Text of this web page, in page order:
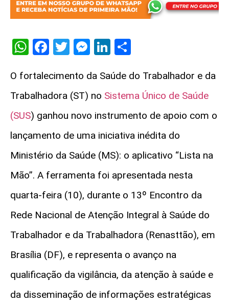
WhatsApp
Facebook
Twitter
Messenger
LinkedIn
O fortalecimento da Saúde do Trabalhador e da
Trabalhadora (ST) no Sistema Único de Saúde
(SUS) ganhou novo instrumento de apoio com o
lançamento de uma iniciativa inédita do
Ministério da Saúde (MS): o aplicativo “Lista na
Mão”. A ferramenta foi apresentada nesta
quarta-feira (10), durante o 13º Encontro da
Rede Nacional de Atenção Integral à Saúde do
Trabalhador e da Trabalhadora (Renasttão), em
Brasília (DF), e representa o avanço na
qualificação da vigilância, da atenção à saúde e
da disseminação de informações estratégicas